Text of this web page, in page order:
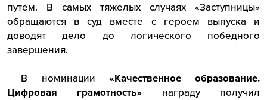
путем. В самых тяжелых случаях «Заступницы»
обращаются в суд вместе с героем выпуска и
доводят дело до логического победного
завершения.
В номинации «Качественное образование.
Цифровая грамотность» награду получил